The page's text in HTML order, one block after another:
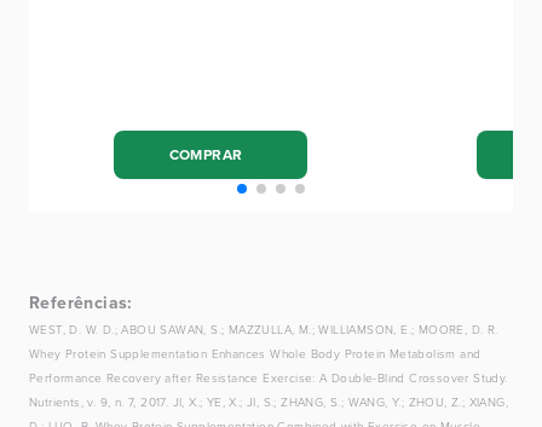
COMPRAR
Referências:
WEST, D. W. D.; ABOU SAWAN, S.; MAZZULLA, M.; WILLIAMSON, E.; MOORE, D. R.
Whey Protein Supplementation Enhances Whole Body Protein Metabolism and
Performance Recovery after Resistance Exercise: A Double-Blind Crossover Study.
Nutrients, v. 9, n. 7, 2017. JI, X.; YE, X.; JI, S.; ZHANG, S.; WANG, Y.; ZHOU, Z.; XIANG,